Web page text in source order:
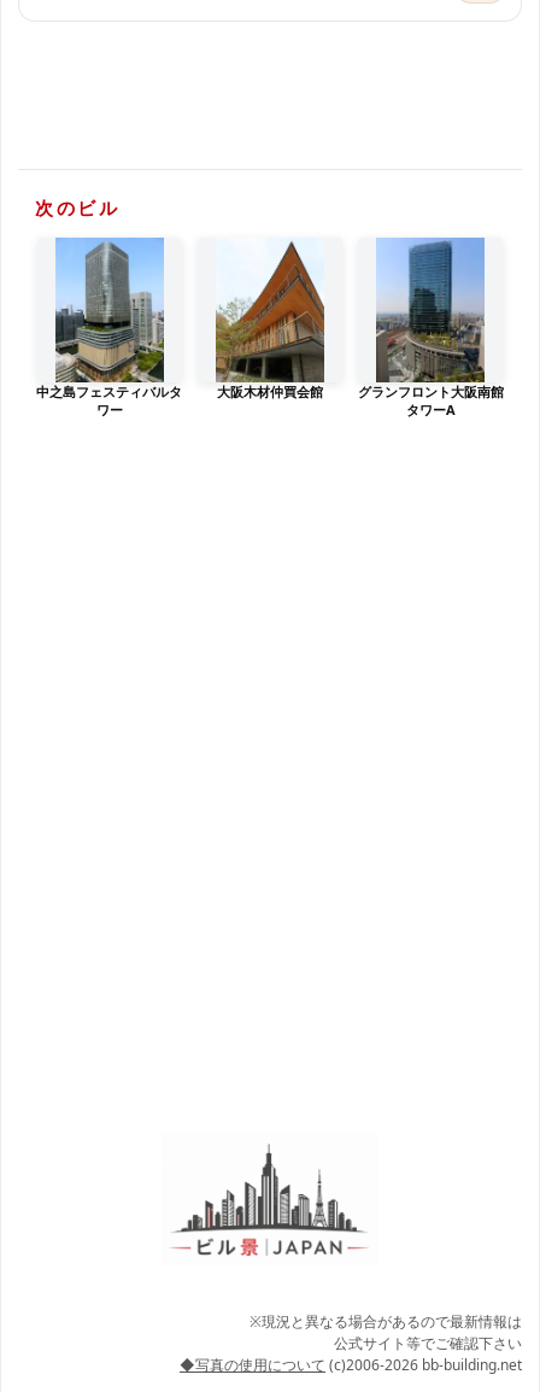
次のビル
中之島フェスティバルタ
ワー
大阪木材仲買会館
グランフロント大阪南館
タワーA
※現況と異なる場合があるので最新情報は
公式サイト等でご確認下さい
◆写真の使用について (c)2006-2026 bb-building.net